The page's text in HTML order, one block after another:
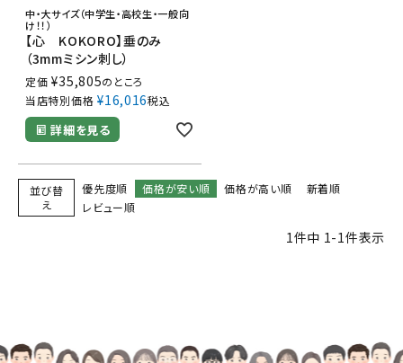
中・大サイズ（中学生・高校生・一般向
け！！）
【心 KOKORO】垂のみ
（3mmミシン刺し）
定価 ¥35,805のところ
当店特別価格 ¥16,016税込
詳細を見る
並び替
え
優先度順 価格が安い順 価格が高い順
新着順
レビュー順
1件中 1-1件表示